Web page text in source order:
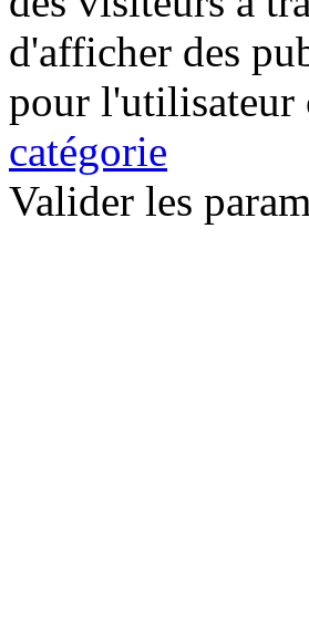
d'afficher des
pour
catégorie
Valider les